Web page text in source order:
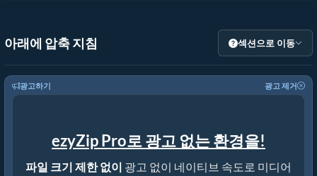
아래에 압축 지침 섹션으로 이동
광고하기 광고 제거
ezyZip Pro로 광고 없는 환경을!
파일 크기 제한 없이 광고 없이 네이티브 속도로 미디어